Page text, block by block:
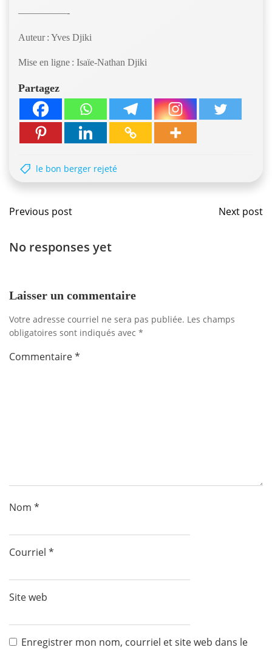
—————-
Auteur : Yves Djiki
Mise en ligne : Isaïe-Nathan Djiki
Partagez
le bon berger rejeté
Navigation
de
Previous post Next post
No responses yet
Laisser un commentaire
Votre adresse courriel ne sera pas publiée. Les champs
obligatoires sont indiqués avec *
Commentaire*
Nom *
Courriel *
Site web
Enregistrer mon nom, courriel et site web dans le